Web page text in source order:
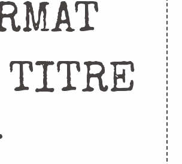
TITRE